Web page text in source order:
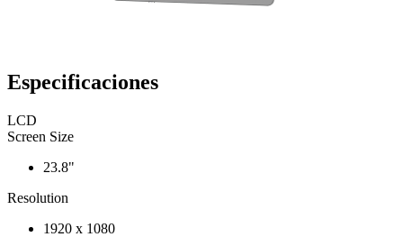
Especificaciones
LCD
Screen Size
23.8"
Resolution
1920 x 1080